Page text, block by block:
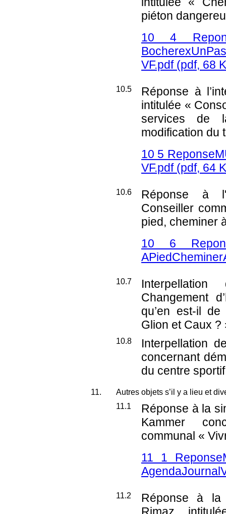
piéton
10 4
VF.pdf (pdf, 68
10.5
Réponse à
intitulée «
services de
modification du
10 5
VF.pdf (pdf, 64
10.6
Réponse à
Conseiller
pied, cheminer
10 6
10.7
Changement
qu’en est-il
Glion et Caux ?
10.8
Interpellation
concernant
du centre
11.
Autres objets s’il y a lieu et
11.1
Réponse à la
Kammer
communal «
11 1
11.2
Réponse à la